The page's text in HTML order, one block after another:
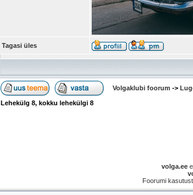
Tagasi üles
Volgaklubi foorum ->
Lehekülg 8, kokku lehekülgi 8
volga.ee
Foorumi